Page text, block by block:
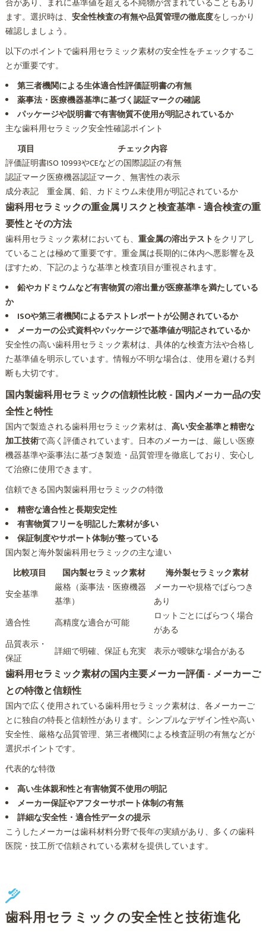
合があり、まれに基準値を超える不純物が含まれていることもあり
ます。選択時は、 安全性検査の有無や品質管理の徹底度をしっかり
確認しましょう。
以下のポイントで歯科用セラミック素材の安全性をチェックするこ
とが重要です。
第三者機関による生体適合性評価証明書の有無
薬事法・医療機器基準に基づく認証マークの確認
パッケージや説明書で有害物質不使用が明記されているか
主な歯科用セラミック安全性確認ポイント
項目
チェック内容
評価証明書ISO 10993やCEなどの国際認証の有無
認証マーク医療機器認証マーク、無害性の表示
成分表記
重金属、鉛、カドミウム未使用が明記されているか
歯科用セラミックの重金属リスクと検査基準 - 適合検査の重
要性とその方法
歯科用セラミック素材においても、 重金属の溶出テストをクリアし
ていることは極めて重要です。重金属は長期的に体内へ悪影響を及
ぼすため、下記のような基準と検査項目が重視されます。
鉛やカドミウムなど有害物質の溶出量が医療基準を満たしている
か
ISOや第三者機関によるテストレポートが公開されているか
メーカーの公式資料やパッケージで基準値が明記されているか
安全性の高い歯科用セラミック素材は、具体的な検査方法や合格し
た基準値を明示しています。情報が不明な場合は、使用を避ける判
断も大切です。
国内製歯科用セラミックの信頼性比較 - 国内メーカー品の安
全性と特性
国内で製造される歯科用セラミック素材は、 高い安全基準と精密な
加工技術で高く評価されています。日本のメーカーは、厳しい医療
機器基準や薬事法に基づき製造・品質管理を徹底しており、安心し
て治療に使用できます。
信頼できる国内製歯科用セラミックの特徴
精密な適合性と長期安定性
有害物質フリーを明記した素材が多い
保証制度やサポート体制が整っている
国内製と海外製歯科用セラミックの主な違い
比較項目
国内製セラミック素材
海外製セラミック素材
安全基準
厳格（薬事法・医療機器
基準）
メーカーや規格でばらつき
あり
適合性
高精度な適合が可能
ロットごとにばらつく場合
がある
品質表示・
保証
詳細で明確、保証も充実 表示が曖昧な場合がある
歯科用セラミック素材の国内主要メーカー評価 - メーカーご
との特徴と信頼性
国内で広く使用されている歯科用セラミック素材は、各メーカーご
とに独自の特長と信頼性があります。シンプルなデザイン性や高い
安全性、厳格な品質管理、第三者機関による検査証明の有無などが
選択ポイントです。
代表的な特徴
高い生体親和性と有害物質不使用の明記
メーカー保証やアフターサポート体制の有無
詳細な安全性・適合性データの提示
こうしたメーカーは歯科材料分野で長年の実績があり、多くの歯科
医院・技工所で信頼されている素材を提供しています。
歯科用セラミックの安全性と技術進化